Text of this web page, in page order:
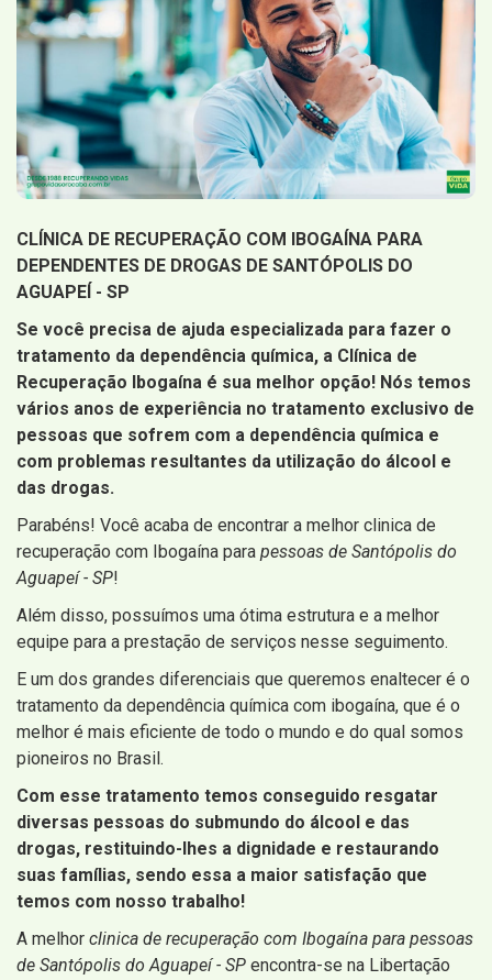
CLÍNICA DE RECUPERAÇÃO COM IBOGAÍNA PARA
DEPENDENTES DE DROGAS DE SANTÓPOLIS DO
AGUAPEÍ - SP
Se você precisa de ajuda especializada para fazer o
tratamento da dependência química, a Clínica de
Recuperação Ibogaína é sua melhor opção! Nós temos
vários anos de experiência no tratamento exclusivo de
pessoas que sofrem com a dependência química e
com problemas resultantes da utilização do álcool e
das drogas.
Parabéns! Você acaba de encontrar a melhor clinica de
recuperação com Ibogaína para pessoas de Santópolis do
Aguapeí - SP!
Além disso, possuímos uma ótima estrutura e a melhor
equipe para a prestação de serviços nesse seguimento.
E um dos grandes diferenciais que queremos enaltecer é o
tratamento da dependência química com ibogaína, que é o
melhor é mais eficiente de todo o mundo e do qual somos
pioneiros no Brasil.
Com esse tratamento temos conseguido resgatar
diversas pessoas do submundo do álcool e das
drogas, restituindo-lhes a dignidade e restaurando
suas famílias, sendo essa a maior satisfação que
temos com nosso trabalho!
A melhor clinica de recuperação com Ibogaína para pessoas
de Santópolis do Aguapeí - SP encontra-se na Libertação